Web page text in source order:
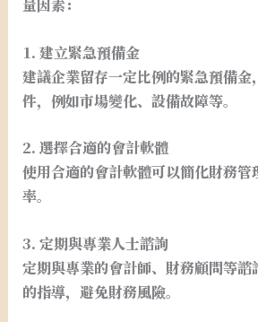
量因素：
1. 建立緊急預備金
建議企業留存一定比例的緊急預備金
件，例如市場變化、設備故障等。
2. 選擇合適的會計軟體
使用合適的會計軟體可以簡化財務管
率。
3. 定期與專業人士諮詢
定期與專業的會計師、財務顧問等諮
的指導，避免財務風險。